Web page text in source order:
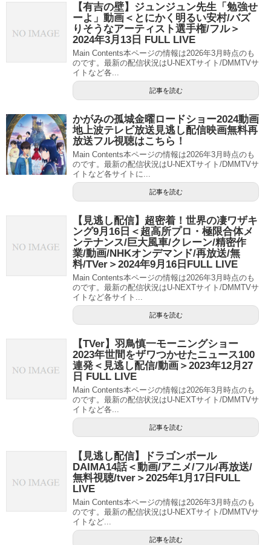
【有吉の壁】ジュンジュン先生「勉強せ
ーよ」動画＜とにかく明るい安村/バズ
りそうなアーティスト選手権/フル＞
2024年3月13日 FULL LIVE
Main Contents本ページの情報は2026年3月時点のも
のです。最新の配信状況はU-NEXTサイト/DMMTVサ
イトなど各...
記事を読む
かがみの孤城金曜ロードショー2024動画
地上波テレビ放送見逃し配信映画無料再
放送フル視聴はこちら！
Main Contents本ページの情報は2026年3月時点のも
のです。最新の配信状況はU-NEXTサイト/DMMTVサ
イトなど各サイトに...
記事を読む
【見逃し配信】超密着！世界の凄ワザキ
ング9月16日＜超高所プロ・極限合体メ
ンテナンス/巨大風車/クレーン/精密作
業/動画/NHKオンデマンド/再放送/無
料/TVer＞2024年9月16日FULL LIVE
Main Contents本ページの情報は2026年3月時点のも
のです。最新の配信状況はU-NEXTサイト/DMMTVサ
イトなど各サイト...
記事を読む
【TVer】羽鳥慎一モーニングショー
2023年世間をザワつかせたニュース100
連発＜見逃し配信/動画＞2023年12月27
日 FULL LIVE
Main Contents本ページの情報は2026年3月時点のも
のです。最新の配信状況はU-NEXTサイト/DMMTVサ
イトなど各...
記事を読む
【見逃し配信】ドラゴンボール
DAIMA14話＜動画/アニメ/フル/再放送/
無料視聴/tver＞2025年1月17日FULL
LIVE
Main Contents本ページの情報は2026年3月時点のも
のです。最新の配信状況はU-NEXTサイト/DMMTVサ
イトなど...
記事を読む